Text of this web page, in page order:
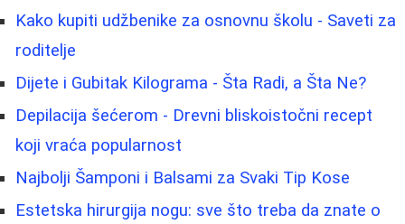
Kako kupiti udžbenike za osnovnu školu - Saveti za
roditelje
Dijete i Gubitak Kilograma - Šta Radi, a Šta Ne?
Depilacija šećerom - Drevni bliskoistočni recept
koji vraća popularnost
Najbolji Šamponi i Balsami za Svaki Tip Kose
Estetska hirurgija nogu: sve što treba da znate o